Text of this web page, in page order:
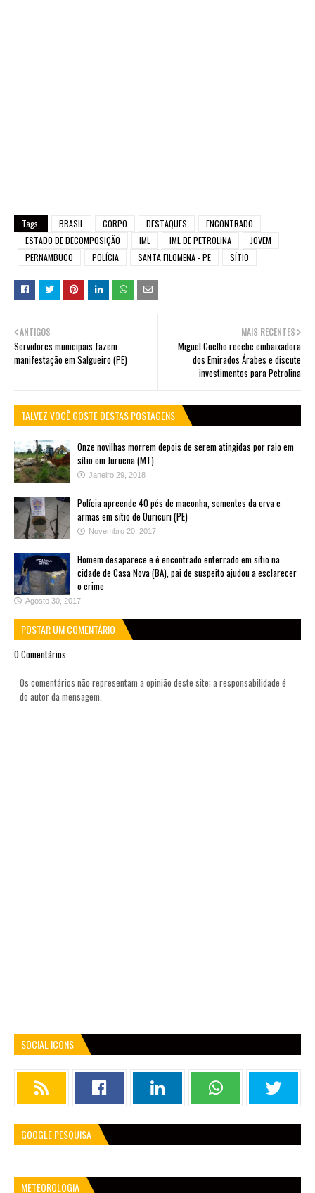
Tags, BRASIL CORPO DESTAQUES
ENCONTRADO
ESTADO DE DECOMPOSIÇÃO
IML IML DE PETROLINA
JOVEM
PERNAMBUCO
POLÍCIA SANTA FILOMENA - PE SÍTIO
MAIS RECENTES
Miguel Coelho recebe embaixadora
dos Emirados Árabes e discute
investimentos para Petrolina
ANTIGOS
Servidores municipais fazem
manifestação em Salgueiro (PE)
TALVEZ VOCÊ GOSTE DESTAS POSTAGENS
Onze novilhas morrem depois de serem atingidas por raio em
sítio em Juruena (MT)
Janeiro 29, 2018
Polícia apreende 40 pés de maconha, sementes da erva e
armas em sítio de Ouricuri (PE)
Novembro 20, 2017
Homem desaparece e é encontrado enterrado em sítio na
cidade de Casa Nova (BA), pai de suspeito ajudou a esclarecer
o crime
Agosto 30, 2017
POSTAR UM COMENTÁRIO
0 Comentários
Os comentários não representam a opinião deste site; a responsabilidade é
do autor da mensagem.
SOCIAL ICONS
GOOGLE PESQUISA
METEOROLOGIA